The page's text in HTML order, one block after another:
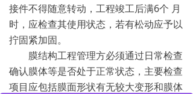
接件不得随意转动，工程竣工后满6个 月
时，应检查其使用状态，若有松动应予以
拧固紧加固。
膜结构工程管理方必须通过日常检查
确认膜体等是否处于正常状态，主要检查
项目应包括膜面形状有无较大变形和膜体